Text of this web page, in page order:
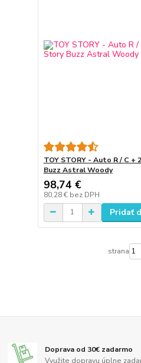
TOY STORY - Auto R / C +
Buzz Astral Woody
98,74 €
80,28 € bez DPH
Pridať
strana
Doprava od 30€ zadarmo
Využite dopravu úplne